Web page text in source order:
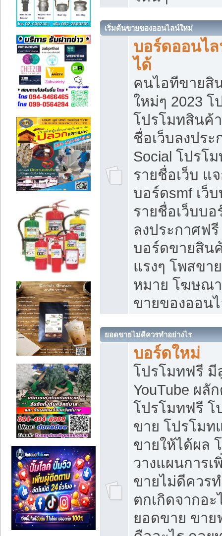
เริ่มต้นขายของออนไลน์ใหม่
บอร์ดออนไ
ได้
คนไอทีขายสิ
ใหม่ๆ 2023
โปรโมทสินค้
ชื่อเว็บลงปร
Social โปรโ
รายชื่อเว็บ แ
บอร์ดsmf เว็
รายชื่อเว็บบ
ลงประกาศฟรี
บอร์ดขายสิน
แรงๆ โพสขา
หมาย โฆษณ
ขายของออน
ยอดขายไม่ดีควรทำอย่างไร
บอร์ดใหม่
โปรโมทฟรี มี
YouTube ผลั
โปรโมทฟรี โ
ขาย โปรโมท
ขายให้ได้ผล
วางแผนการ
ขายไม่ดีควร
ตกเกิดจากอะ
ยอดขาย ขาย